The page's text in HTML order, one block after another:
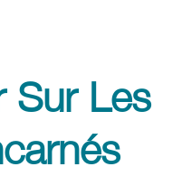
Sur Les